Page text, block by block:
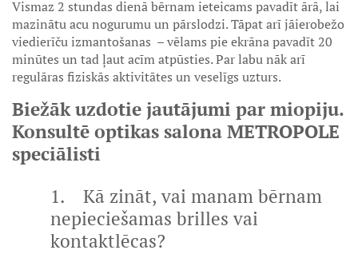
Vismaz 2 stundas dienā bērnam ieteicams pavadīt ārā, lai
mazinātu acu nogurumu un pārslodzi. Tāpat arī jāierobežo
viedierīču izmantošanas – vēlams pie ekrāna pavadīt 20
minūtes un tad ļaut acīm atpūsties. Par labu nāk arī
regulāras fiziskās aktivitātes un veselīgs uzturs.
Biežāk uzdotie jautājumi par miopiju.
Konsultē optikas salona METROPOLE
speciālisti
1. Kā zināt, vai manam bērnam
nepieciešamas brilles vai
kontaktlēcas?